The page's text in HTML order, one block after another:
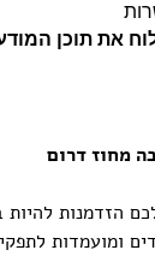
את תוכן
מחוז דרום
הזדמנות
ומועמדות